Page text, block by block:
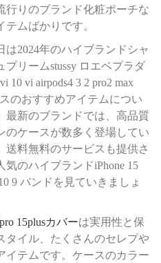
行りのブランド化粧ポーチな
ムばかりです。
2024年のハイブランドシャ
リームstussy ロエベプラダ
10 vi airpods4 3 2 pro2 max
のおすすめアイテムについ
最新のブランドでは、高品質
のケースが数多く登場してい
送料無料のサービスも提供さ
のハイブランドiPhone 15
9 バンドを見ていきましょ
15plusカバーは実用性と保
タイル、たくさんのセレプや
イテムです。ケースのカラー